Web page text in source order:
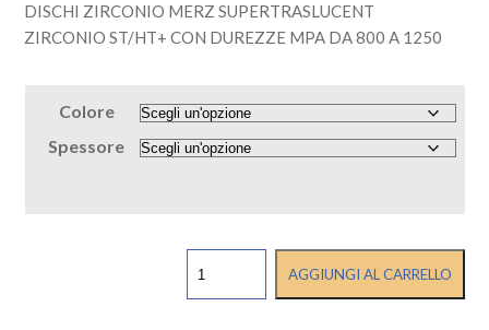
DISCHI ZIRCONIO MERZ SUPERTRASLUCENT
ZIRCONIO ST/HT+ CON DUREZZE MPA DA 800 A 1250
Colore
Spessore
ZIRCONIO
MERZ
AGGIUNGI AL CARRELLO